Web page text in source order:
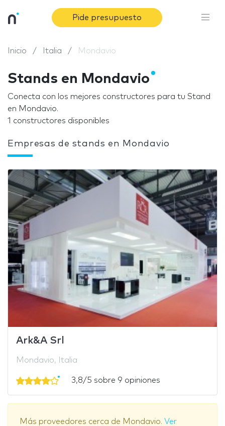
Pide presupuesto
Inicio Italia Mondavio
Stands en Mondavio
Conecta con los mejores constructores para tu Stand
en Mondavio.
1 constructores disponibles
Empresas de stands en Mondavio
Ark&A Srl
Mondavio, Italia
3,8/5 sobre 9 opiniones
Más proveedores cerca de Mondavio. Ver